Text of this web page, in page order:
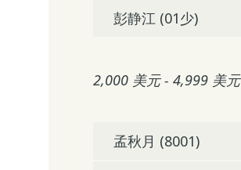
彭静江 (01少)
2,000 美元 - 4,999 美元
孟秋月 (8001)